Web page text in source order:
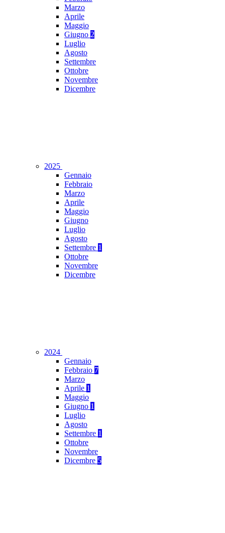
Marzo
Aprile
Maggio
Giugno 2
Luglio
Agosto
Settembre
Ottobre
Novembre
Dicembre
2025
Gennaio
Febbraio
Marzo
Aprile
Maggio
Giugno
Luglio
Agosto
Settembre 1
Ottobre
Novembre
Dicembre
2024
Gennaio
Febbraio 7
Marzo
Aprile 1
Maggio
Giugno 1
Luglio
Agosto
Settembre 1
Ottobre
Novembre
Dicembre 5